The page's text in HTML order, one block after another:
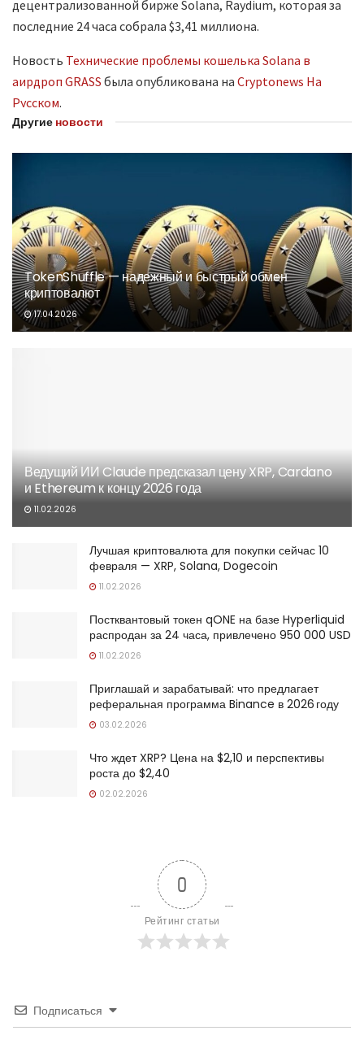
децентрализованной бирже Solana, Raydium, которая за
последние 24 часа собрала $3,41 миллиона.
Новость Технические проблемы кошелька Solana в
аирдроп GRASS была опубликована на Cryptonews На
Русском.
Другие новости
TokenShuffle — надежный и быстрый обмен
криптовалют
17.04.2026
Ведущий ИИ Claude предсказал цену XRP, Cardano
и Ethereum к концу 2026 года
11.02.2026
Лучшая криптовалюта для покупки сейчас 10
февраля — XRP, Solana, Dogecoin
11.02.2026
Постквантовый токен qONE на базе Hyperliquid
распродан за 24 часа, привлечено 950 000 USD
11.02.2026
Приглашай и зарабатывай: что предлагает
реферальная программа Binance в 2026 году
03.02.2026
Что ждет XRP? Цена на $2,10 и перспективы
роста до $2,40
02.02.2026
0
Рейтинг статьи
Подписаться